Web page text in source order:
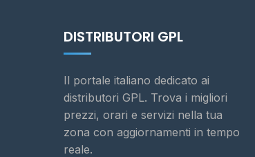
DISTRIBUTORI GPL
Il portale italiano dedicato ai
distributori GPL. Trova i migliori
prezzi, orari e servizi nella tua
zona con aggiornamenti in tempo
reale.